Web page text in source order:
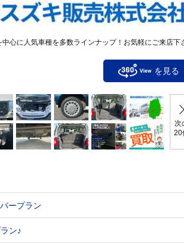
心に人気車種を多数ラインナップ！お気軽にご来店下
を見る
次
20
ープラン
ン♪